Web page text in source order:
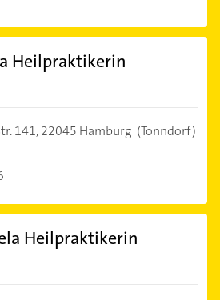
Heilpraktikerin
141,22045 Hamburg (Tonndorf)
Heilpraktikerin